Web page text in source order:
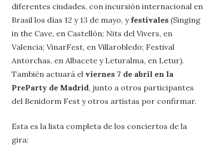
diferentes ciudades, con incursión internacional en
Brasil los días 12 y 13 de mayo, y festivales (Singing
in the Cave, en Castellón; Nits del Vivers, en
Valencia; VinarFest, en Villarobledo; Festival
Antorchas, en Albacete y Leturalma, en Letur).
También actuará el viernes 7 de abril en la
PreParty de Madrid, junto a otros participantes
del Benidorm Fest y otros artistas por confirmar.
Esta es la lista completa de los conciertos de la
gira: